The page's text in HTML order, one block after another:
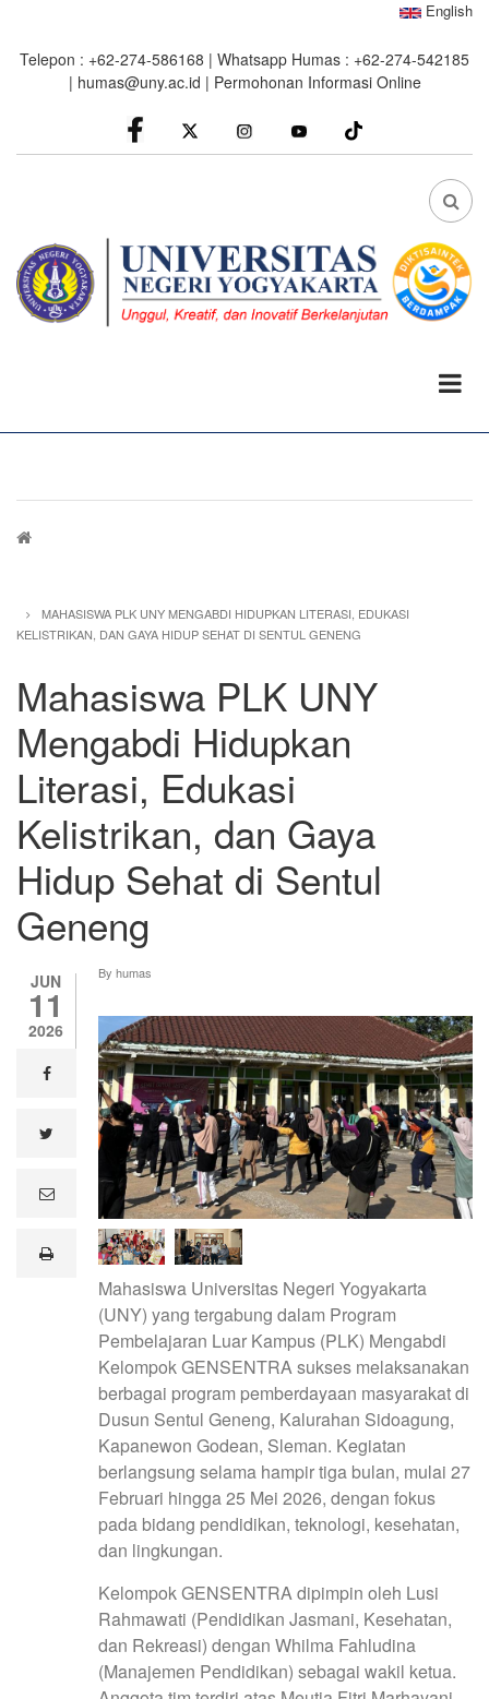
main
English
Telepon : +62-274-586168 | Whatsapp Humas : +62-274-542185
| humas@uny.ac.id | Permohonan Informasi Online
facebook
Instagram youtube
FA
Breadcrumb
MAHASISWA PLK UNY MENGABDI HIDUPKAN LITERASI, EDUKASI
KELISTRIKAN, DAN GAYA HIDUP SEHAT DI SENTUL GENENG
Mahasiswa PLK UNY
Mengabdi Hidupkan
Literasi, Edukasi
Kelistrikan, dan Gaya
Hidup Sehat di Sentul
Geneng
JUN
11
2026
0%
facebook
e
lprint
By humas
Mahasiswa Universitas Negeri Yogyakarta
(UNY) yang tergabung dalam Program
Pembelajaran Luar Kampus (PLK) Mengabdi
Kelompok GENSENTRA sukses melaksanakan
berbagai program pemberdayaan masyarakat di
Dusun Sentul Geneng, Kalurahan Sidoagung,
Kapanewon Godean, Sleman. Kegiatan
berlangsung selama hampir tiga bulan, mulai 27
Februari hingga 25 Mei 2026, dengan fokus
pada bidang pendidikan, teknologi, kesehatan,
dan lingkungan.
Kelompok GENSENTRA dipimpin oleh Lusi
Rahmawati (Pendidikan Jasmani, Kesehatan,
dan Rekreasi) dengan Whilma Fahludina
(Manajemen Pendidikan) sebagai wakil ketua.